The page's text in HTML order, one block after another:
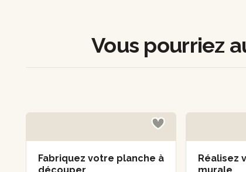
Vous pourriez
Fabriquez votre planche à
Réalisez